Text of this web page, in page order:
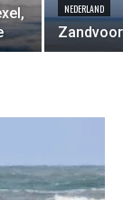
NEDERLAND